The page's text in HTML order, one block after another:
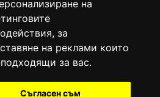
на
, за
на реклами които
за вас.
Съгласен съм
е регистрирано в националния
издания (Българска национална